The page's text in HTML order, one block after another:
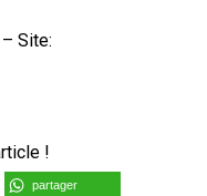
Site:
!
partager